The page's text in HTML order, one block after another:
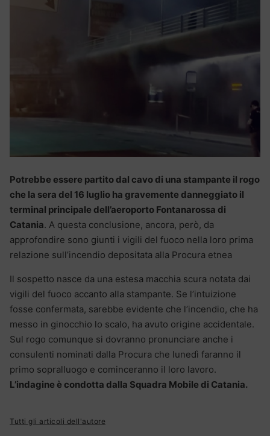
Potrebbe essere partito dal cavo di una stampante il rogo
che la sera del 16 luglio ha gravemente danneggiato il
terminal principale dell’aeroporto Fontanarossa di
Catania. A questa conclusione, ancora, però, da
approfondire sono giunti i vigili del fuoco nella loro prima
relazione sull’incendio depositata alla Procura etnea
Il sospetto nasce da una estesa macchia scura notata dai
vigili del fuoco accanto alla stampante. Se l’intuizione
fosse confermata, sarebbe evidente che l’incendio, che ha
messo in ginocchio lo scalo, ha avuto origine accidentale.
Sul rogo comunque si dovranno pronunciare anche i
consulenti nominati dalla Procura che lunedì faranno il
primo sopralluogo e cominceranno il loro lavoro.
L’indagine è condotta dalla Squadra Mobile di Catania.
Tutti gli articoli dell'autore